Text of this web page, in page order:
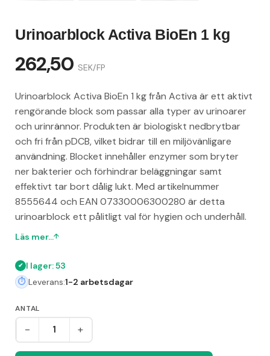
Urinoarblock Activa BioEn 1 kg
262,50 SEK/FP
Urinoarblock Activa BioEn 1 kg från Activa är ett aktivt
rengörande block som passar alla typer av urinoarer
och urinrännor. Produkten är biologiskt nedbrytbar
och fri från pDCB, vilket bidrar till en miljövänligare
användning. Blocket innehåller enzymer som bryter
ner bakterier och förhindrar beläggningar samt
effektivt tar bort dålig lukt. Med artikelnummer
8555644 och EAN 07330006300280 är detta
urinoarblock ett pålitligt val för hygien och underhåll.
Läs mer...
I lager: 53
Leverans:1-2 arbetsdagar
ANTAL
- +